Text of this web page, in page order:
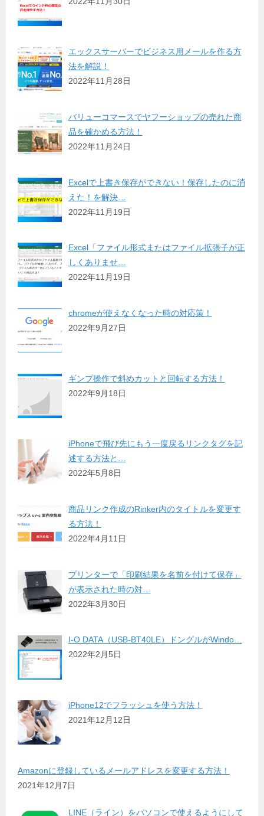
エックスサーバーでビジネス用メールを作る方
法を解説！
2022年11月28日
バリューコマースでヤフーショップの売れた商
品を確かめる方法！
2022年11月24日
Excelで上書き保存ができない！保存したのに消
えた！を解決…
2022年11月19日
Excel「ファイル形式またはファイル拡張子が正
しくありませ…
2022年11月19日
chromeが使えなくなった時の対応策！
2022年9月27日
ギンプ操作で斜めカットと回転する方法！
2022年9月18日
iPhoneで飛び先にもう一度戻るリンクタグを記
述する方法と…
2022年5月8日
商品リンク作成のRinker内のタイトルを変更す
る方法！
2022年4月11日
プリンターで「印刷結果を名前を付けて保存」
が表示された時の対…
2022年3月30日
I-O DATA（USB-BT40LE）ドングルがWindo…
2022年2月5日
iPhone12でフラッシュを使う方法！
2021年12月12日
Amazonに登録しているメールアドレスを変更する方法！
2021年12月7日
LINE（ライン）をパソコンで使えるようにして